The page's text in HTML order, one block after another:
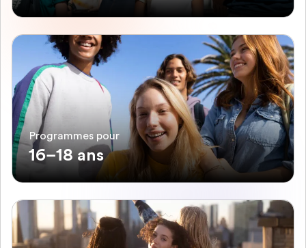
Programmes pour
16–18 ans